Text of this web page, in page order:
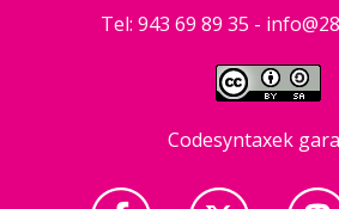
Tel: 943 69 89 35 -
Codesyntaxek